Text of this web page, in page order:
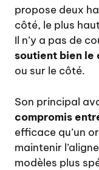
propose deux
côté, le plus
Il n’y a pas de
soutient bien le
ou sur le côté.
Son principal
compromis
efficace qu’un
maintenir
modèles plus